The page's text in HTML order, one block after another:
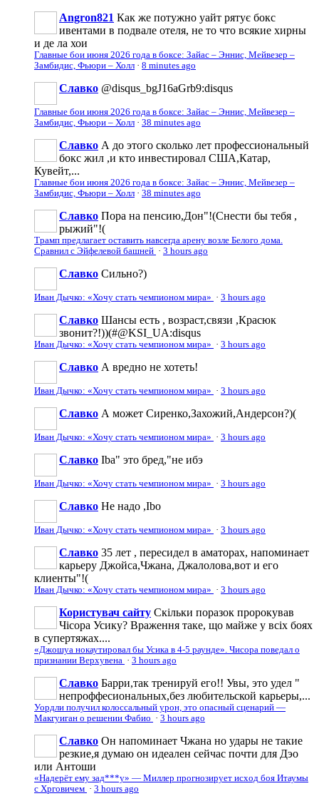
Angron821 Как же потужно уайт рятує бокс
ивентами в подвале отеля, не то что всякие хирны
и де ла хои
Главные бои июня 2026 года в боксе: Зайас – Эннис, Мейвезер –
Замбидис, Фьюри – Холл · 8 minutes ago
Славко @disqus_bgJ16aGrb9:disqus
Главные бои июня 2026 года в боксе: Зайас – Эннис, Мейвезер –
Замбидис, Фьюри – Холл · 38 minutes ago
Славко А до этого сколько лет профессиональный
бокс жил ,и кто инвестировал США,Катар,
Кувейт,...
Главные бои июня 2026 года в боксе: Зайас – Эннис, Мейвезер –
Замбидис, Фьюри – Холл · 38 minutes ago
Славко Пора на пенсию,Дон"!(Снести бы тебя ,
рыжий"!(
Трамп предлагает оставить навсегда арену возле Белого дома.
Сравнил с Эйфелевой башней · 3 hours ago
Славко Сильно?)
Иван Дычко: «Хочу стать чемпионом мира» · 3 hours ago
Славко Шансы есть , возраст,связи ,Красюк
звонит?!))(#@KSI_UA:disqus
Иван Дычко: «Хочу стать чемпионом мира» · 3 hours ago
Славко А вредно не хотеть!
Иван Дычко: «Хочу стать чемпионом мира» · 3 hours ago
Славко А может Сиренко,Захожий,Андерсон?)(
Иван Дычко: «Хочу стать чемпионом мира» · 3 hours ago
Славко Iba" это бред,"не ибэ
Иван Дычко: «Хочу стать чемпионом мира» · 3 hours ago
Славко Не надо ,Ibo
Иван Дычко: «Хочу стать чемпионом мира» · 3 hours ago
Славко 35 лет , пересидел в аматорах, напоминает
карьеру Джойса,Чжана, Джалолова,вот и его
клиенты"!(
Иван Дычко: «Хочу стать чемпионом мира» · 3 hours ago
Користувач сайту Скільки поразок пророкував
Чісора Усику? Враження таке, що майже у всіх боях
в супертяжах....
«Джошуа нокаутировал бы Усика в 4-5 раунде». Чисора поведал о
признании Верхувена · 3 hours ago
Славко Барри,так тренируй его!! Увы, это удел "
непроффесиональных,без любительской карьеры,...
Уордли получил колоссальный урон, это опасный сценарий —
Макгуиган о решении Фабио · 3 hours ago
Славко Он напоминает Чжана но удары не такие
резкие,я думаю он идеален сейчас почти для Дэо
или Антоши
«Надерёт ему зад***у» — Миллер прогнозирует исход боя Итаумы
с Хрговичем · 3 hours ago